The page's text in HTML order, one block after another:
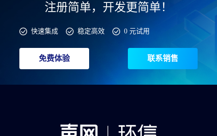
注册简单，开发更简单！
快速集成 稳定高效 0 元试用
免费体验 联系销售